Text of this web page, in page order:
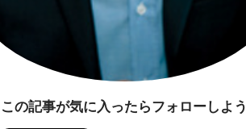
この記事が気に入ったらフォローしよう